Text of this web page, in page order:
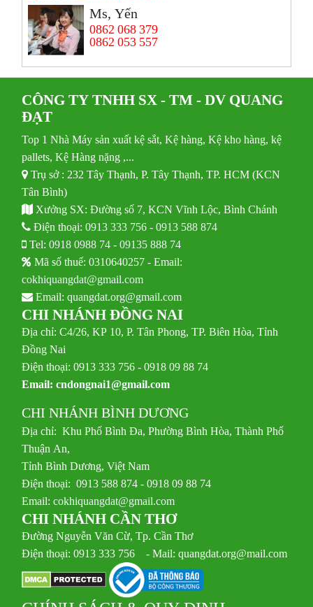
Ms, Yến
0862 068 379
0862 053 557
CÔNG TY TNHH SX - TM - DV QUANG
ĐẠT
Top 1 Nhà Máy sản xuất kệ sắt, Kệ hàng, Kệ kho hàng, kệ
pallets, Kệ Hàng nặng ,...
Trụ sở : 232 Tây Thạnh, P. Tây Thạnh, TP. HCM (KCN
Tân Bình)
Xưởng SX: Đường số 7, KCN Vĩnh Lộc, Bình Chánh
Điện thoại:0913 333 756 -0913 588 874
Tel:0918 0988 74 -09135 888 74
Mã số thuế: 0310640257 - Email:
cokhiquangdat@gmail.com
Email:quangdat.org@gmail.com
CHI NHÁNH ĐỒNG NAI
Địa chỉ: C4/26, KP 10, P. Tân Phong, TP. Biên Hòa, Tỉnh
Đồng Nai
Điện thoại: 0913 333 756 - 0918 09 88 74
Email:cndongnai1@gmail.com
CHI NHÁNH BÌNH DƯƠNG
Địa chỉ: Khu Phố Bình Đa, Phường Bình Hòa, Thành Phố
Thuận An,
Tỉnh Bình Dương, Việt Nam
Điện thoại: 0913 588 874 - 0918 09 88 74
Email:cokhiquangdat@gmail.com
CHI NHÁNH CẦN THƠ
Đường Nguyễn Văn Cừ, Tp. Cần Thơ
Điện thoại: 0913 333 756 - Mail: quangdat.org@mail.com